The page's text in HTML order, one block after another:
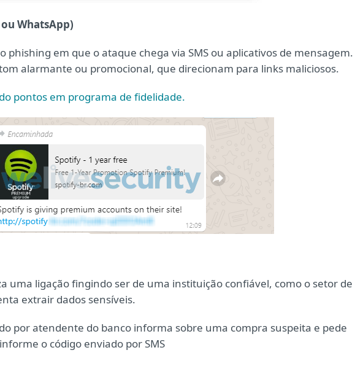
WhatsApp)
phishing em que o ataque chega via SMS ou aplicativos de mensagem.
alarmante ou promocional, que direcionam para links maliciosos.
pontos em programa de fidelidade.
uma ligação fingindo ser de uma instituição confiável, como o setor de
extrair dados sensíveis.
por atendente do banco informa sobre uma compra suspeita e pede
o código enviado por SMS